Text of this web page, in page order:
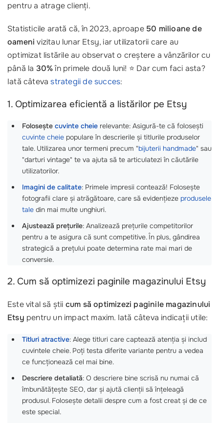
pentru a atrage clienți.
Statisticile arată că, în 2023, aproape 50 milioane de
oameni vizitau lunar Etsy, iar utilizatorii care au
optimizat listările au observat o creștere a vânzărilor cu
până la 30%în primele două luni! ⭐ Dar cum faci asta?
Iată câtevastrategii de succes:
1. Optimizarea eficientă a listărilor pe Etsy
Folosește cuvinte cheie relevante: Asigură-te că folosești
cuvinte cheie populare în descrierile și titlurile produselor
tale. Utilizarea unor termeni precum "bijuterii handmade" sau
"darturi vintage" te va ajuta să te articulatezi în căutările
utilizatorilor.
Imagini de calitate: Primele impresii contează! Folosește
fotografii clare și atrăgătoare, care să evidențieze produsele
tale din mai multe unghiuri.
Ajustează prețurile: Analizează prețurile competitorilor
pentru a te asigura că sunt competitive. În plus, gândirea
strategică a prețului poate determina rate mai mari de
conversie.
2. Cum să optimizezi paginile magazinului Etsy
Este vital să știi cum să optimizezi paginile magazinului
Etsy pentru un impact maxim. Iată câteva indicații utile:
Titluri atractive: Alege titluri care captează atenția și includ
cuvintele cheie. Poți testa diferite variante pentru a vedea
ce funcționează cel mai bine.
Descriere detaliată: O descriere bine scrisă nu numai că
îmbunătățește SEO, dar și ajută clienții să înțeleagă
produsul. Folosește detalii despre cum a fost creat și de ce
este special.